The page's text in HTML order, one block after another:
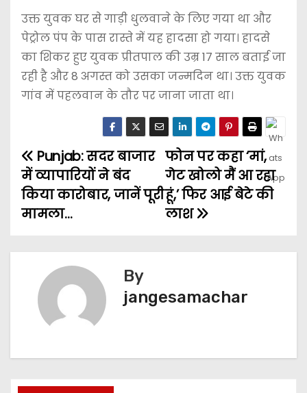
उक्त युवक घर से गाड़ी धुलवाने के लिए गया था और
पेट्रोल पंप के पास रास्ते में यह हादसा हो गया। हादसे
का शिकर हुए युवक प्रीतपाल की उम्र 17 साल बताई जा
रही है और 8 अगस्त को उसका जन्मदिन था। उक्त युवक
गांव में पहलवान के तौर पर जाना जाता था।
फोन पर कहा ‘मां,
गेट खोलो मैं आ रहा
हूं,’ फिर आई बेटे की
लाश
Punjab: सदर बाजार
में व्यापारियों ने बंद
किया कारोबार, जानें पूरी
मामला…
By
jangesamachar